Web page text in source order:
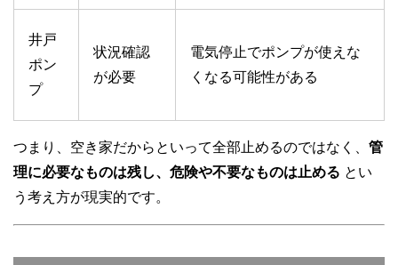
井戸
ポン
プ
状況確認
が必要
電気停止でポンプが使えな
くなる可能性がある
つまり、空き家だからといって全部止めるのではなく、 管
理に必要なものは残し、危険や不要なものは止める とい
う考え方が現実的です。